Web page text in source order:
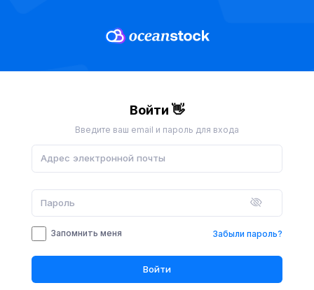
Войти 👋
Введите ваш email и пароль для входа
Запомнить меня Забыли пароль?
Войти